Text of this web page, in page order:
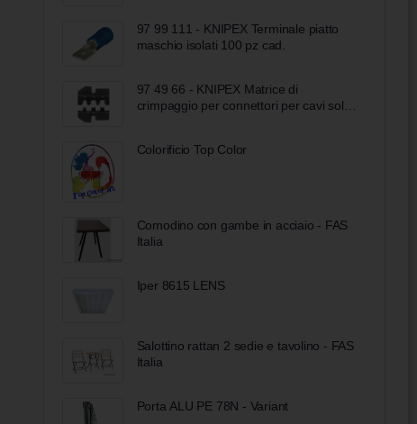
97 99 111 - KNIPEX Terminale piatto
maschio isolati 100 pz cad.
97 49 66 - KNIPEX Matrice di
crimpaggio per connettori per cavi solari
Colorificio Top Color
Comodino con gambe in acciaio - FAS
Italia
Iper 8615 LENS
Salottino rattan 2 sedie e tavolino - FAS
Italia
Porta ALU PE 78N - Variant